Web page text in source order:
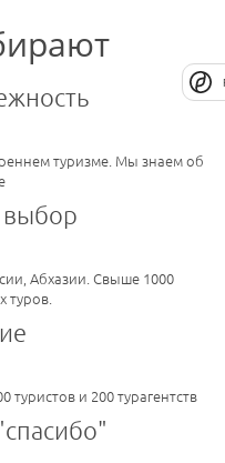
туризме. Мы знаем об
Абхазии. Свыше 1000
туров.
и 200 турагентств